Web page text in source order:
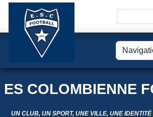
ES COLOMBIENNE
UN CLUB, UN SPORT, UNE VILLE, UNE